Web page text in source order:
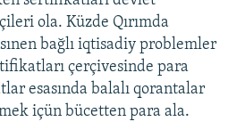
ola. Küzde Qırımda
bağlı iqtisadiy problemler
çerçivesinde para
esasında balalı qorantalar
içün bücetten para ala.